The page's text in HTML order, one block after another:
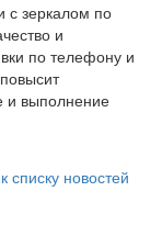
с зеркалом по
и
по телефону и
и выполнение
списку новостей